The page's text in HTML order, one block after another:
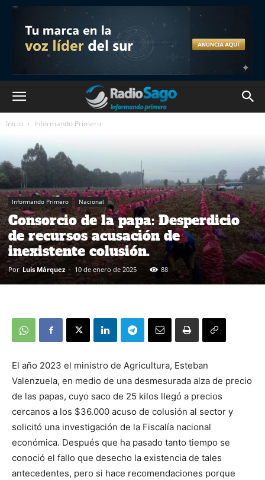
Inicio Informando Primero
Informando Primero Nacional
Consorcio de la papa: Desperdicio
de recursos acusación de
inexistente colusión.
Por Luis Márquez - 10 de enero de 2025 88
El año 2023 el ministro de Agricultura, Esteban
Valenzuela, en medio de una desmesurada alza de precio
de las papas, cuyo saco de 25 kilos llegó a precios
cercanos a los $36.000 acuso de colusión al sector y
solicitó una investigación de la Fiscalía nacional
económica. Después que ha pasado tanto tiempo se
conoció el fallo que desecho la existencia de tales
antecedentes, pero si hace recomendaciones porque